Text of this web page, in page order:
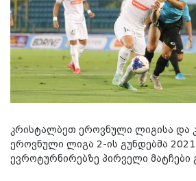
კრისტალბეთ ეროვნული ლიგისა და
ეროვნული ლიგა 2-ის გუნდებმა
ევროტურნირებზე პირველი მატჩები